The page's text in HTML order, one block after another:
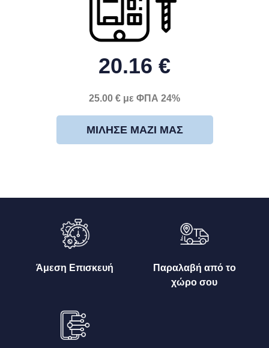
20.16 €
25.00 € με ΦΠΑ 24%
ΜΊΛΗΣΕ ΜΑΖΊ ΜΑΣ
Άμεση Επισκευή
Παραλαβή από το
χώρο σου